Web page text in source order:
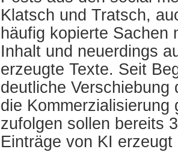
Klatsch und Tratsch,
häufig kopierte Sachen
Inhalt und neuerdings
erzeugte Texte. Seit
deutliche
die Kommerzialisierung
zufolgen sollen bereits
Einträge von KI